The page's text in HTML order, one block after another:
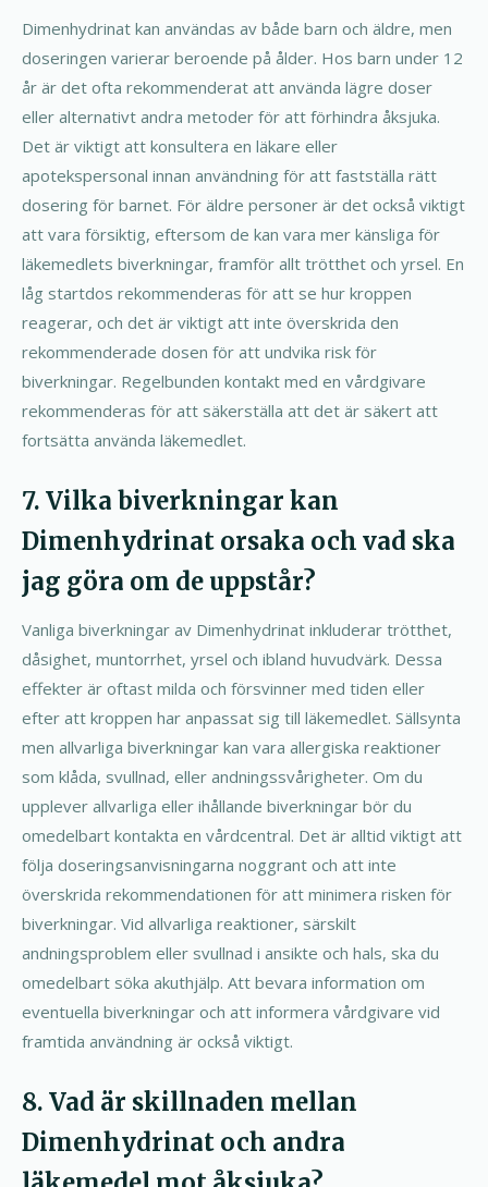
Dimenhydrinat kan användas av både barn och äldre, men
doseringen varierar beroende på ålder. Hos barn under 12
år är det ofta rekommenderat att använda lägre doser
eller alternativt andra metoder för att förhindra åksjuka.
Det är viktigt att konsultera en läkare eller
apotekspersonal innan användning för att fastställa rätt
dosering för barnet. För äldre personer är det också viktigt
att vara försiktig, eftersom de kan vara mer känsliga för
läkemedlets biverkningar, framför allt trötthet och yrsel. En
låg startdos rekommenderas för att se hur kroppen
reagerar, och det är viktigt att inte överskrida den
rekommenderade dosen för att undvika risk för
biverkningar. Regelbunden kontakt med en vårdgivare
rekommenderas för att säkerställa att det är säkert att
fortsätta använda läkemedlet.
7. Vilka biverkningar kan
Dimenhydrinat orsaka och vad ska
jag göra om de uppstår?
Vanliga biverkningar av Dimenhydrinat inkluderar trötthet,
dåsighet, muntorrhet, yrsel och ibland huvudvärk. Dessa
effekter är oftast milda och försvinner med tiden eller
efter att kroppen har anpassat sig till läkemedlet. Sällsynta
men allvarliga biverkningar kan vara allergiska reaktioner
som klåda, svullnad, eller andningssvårigheter. Om du
upplever allvarliga eller ihållande biverkningar bör du
omedelbart kontakta en vårdcentral. Det är alltid viktigt att
följa doseringsanvisningarna noggrant och att inte
överskrida rekommendationen för att minimera risken för
biverkningar. Vid allvarliga reaktioner, särskilt
andningsproblem eller svullnad i ansikte och hals, ska du
omedelbart söka akuthjälp. Att bevara information om
eventuella biverkningar och att informera vårdgivare vid
framtida användning är också viktigt.
8. Vad är skillnaden mellan
Dimenhydrinat och andra